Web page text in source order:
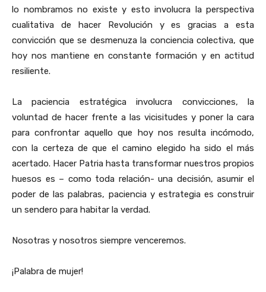
lo nombramos no existe y esto involucra la perspectiva
cualitativa de hacer Revolución y es gracias a esta
convicción que se desmenuza la conciencia colectiva, que
hoy nos mantiene en constante formación y en actitud
resiliente.
La paciencia estratégica involucra convicciones, la
voluntad de hacer frente a las vicisitudes y poner la cara
para confrontar aquello que hoy nos resulta incómodo,
con la certeza de que el camino elegido ha sido el más
acertado. Hacer Patria hasta transformar nuestros propios
huesos es – como toda relación- una decisión, asumir el
poder de las palabras, paciencia y estrategia es construir
un sendero para habitar la verdad.
Nosotras y nosotros siempre venceremos.
¡Palabra de mujer!